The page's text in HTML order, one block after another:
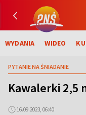
WYDANIA WIDEO
PYTANIE NA ŚNIADANIE
Kawalerki 2,5
16.09.2023, 06:40